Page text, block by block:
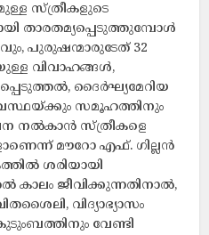
സ്ത്രീകളുടെ
താരതമ്യപ്പെടുത്തുമ്പോള്‍
പുരുഷന്മാരുടേത് 32
വിവാഹങ്ങള്‍,
ദൈര്‍ഘ്യമേറിയ
സമൂഹത്തിനും
നല്‍കാന്‍ സ്ത്രീകളെ
മൗറോ എഫ്. ഗില്ലന്‍
ശരിയായി
കാലം ജീവിക്കുന്നതിനാല്‍,
വിദ്യാഭ്യാസം
വേണ്ടി